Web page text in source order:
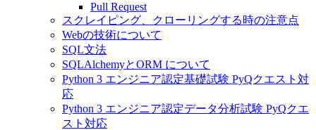
Pull Request
スクレイピング、クローリングする時の注意点
Webの技術について
SQL文法
SQLAlchemyとORM について
Python 3 エンジニア認定基礎試験 PyQクエスト対
応
Python 3 エンジニア認定データ分析試験 PyQクエ
スト対応